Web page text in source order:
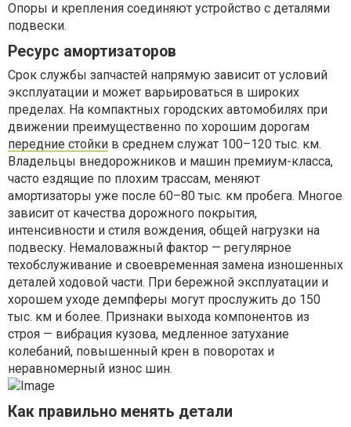
Опоры и крепления соединяют устройство с деталями
подвески.
Ресурс амортизаторов
Срок службы запчастей напрямую зависит от условий
эксплуатации и может варьироваться в широких
пределах. На компактных городских автомобилях при
движении преимущественно по хорошим дорогам
передние стойки в среднем служат 100–120 тыс. км.
Владельцы внедорожников и машин премиум-класса,
часто ездящие по плохим трассам, меняют
амортизаторы уже после 60–80 тыс. км пробега. Многое
зависит от качества дорожного покрытия,
интенсивности и стиля вождения, общей нагрузки на
подвеску. Немаловажный фактор — регулярное
техобслуживание и своевременная замена изношенных
деталей ходовой части. При бережной эксплуатации и
хорошем уходе демпферы могут прослужить до 150
тыс. км и более. Признаки выхода компонентов из
строя — вибрация кузова, медленное затухание
колебаний, повышенный крен в поворотах и
неравномерный износ шин.
Как правильно менять детали